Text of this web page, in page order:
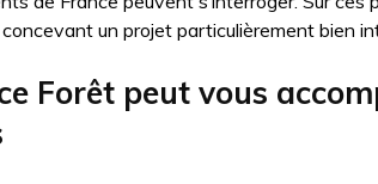
un projet particulièrement bien
Forêt peut vous